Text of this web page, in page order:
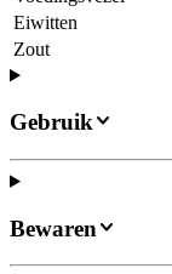
Eiwitten
Zout
Gebruik
Bewaren